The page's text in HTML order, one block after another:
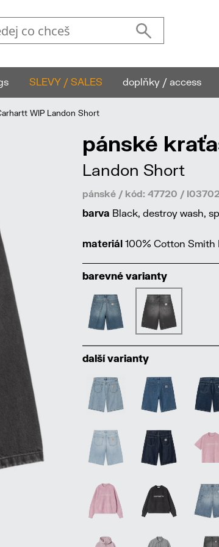
SLEVY / SALES doplňky / access
WIP Landon Short
pánské
Landon Short
pánské / kód: 47720 /
barva Black, destroy wash,
materiál 100% Cotton Smith
barevné varianty
další varianty